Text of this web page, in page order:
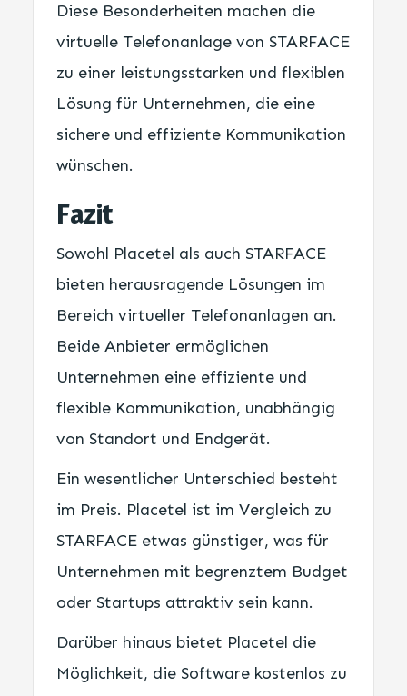
Diese Besonderheiten machen die
virtuelle Telefonanlage von STARFACE
zu einer leistungsstarken und flexiblen
Lösung für Unternehmen, die eine
sichere und effiziente Kommunikation
wünschen.
Fazit
Sowohl Placetel als auch STARFACE
bieten herausragende Lösungen im
Bereich virtueller Telefonanlagen an.
Beide Anbieter ermöglichen
Unternehmen eine effiziente und
flexible Kommunikation, unabhängig
von Standort und Endgerät.
Ein wesentlicher Unterschied besteht
im Preis. Placetel ist im Vergleich zu
STARFACE etwas günstiger, was für
Unternehmen mit begrenztem Budget
oder Startups attraktiv sein kann.
Darüber hinaus bietet Placetel die
Möglichkeit, die Software kostenlos zu